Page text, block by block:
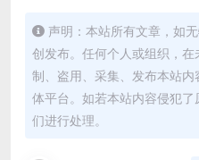
声明：本站所有文章，如
创发布。任何个人或组织，
制、盗用、采集、发布本站
体平台。如若本站内容侵犯
们进行处理。